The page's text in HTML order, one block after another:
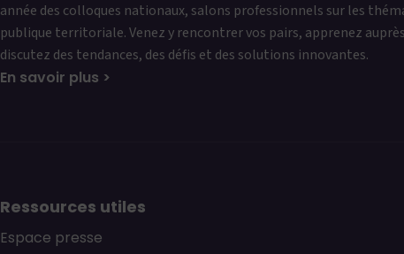
année des colloques nationaux, salons professionnels sur les
publique territoriale. Venez y rencontrer vos pairs, apprenez
discutez des tendances, des défis et des solutions innovantes.
En savoir plus >
Ressources utiles
Espace presse